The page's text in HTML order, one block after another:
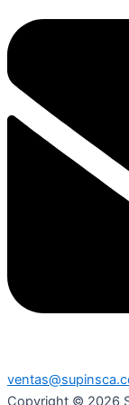
Copyright © 2026